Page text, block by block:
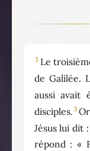
1 Le
de Galilée.
aussi avait
disciples. 3
Jésus lui dit
répond : «